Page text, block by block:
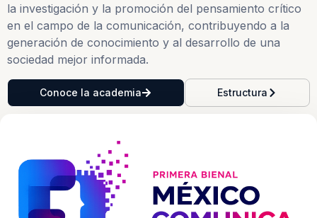
la investigación y la promoción del pensamiento crítico
en el campo de la comunicación, contribuyendo a la
generación de conocimiento y al desarrollo de una
sociedad mejor informada.
Conoce la academia Estructura